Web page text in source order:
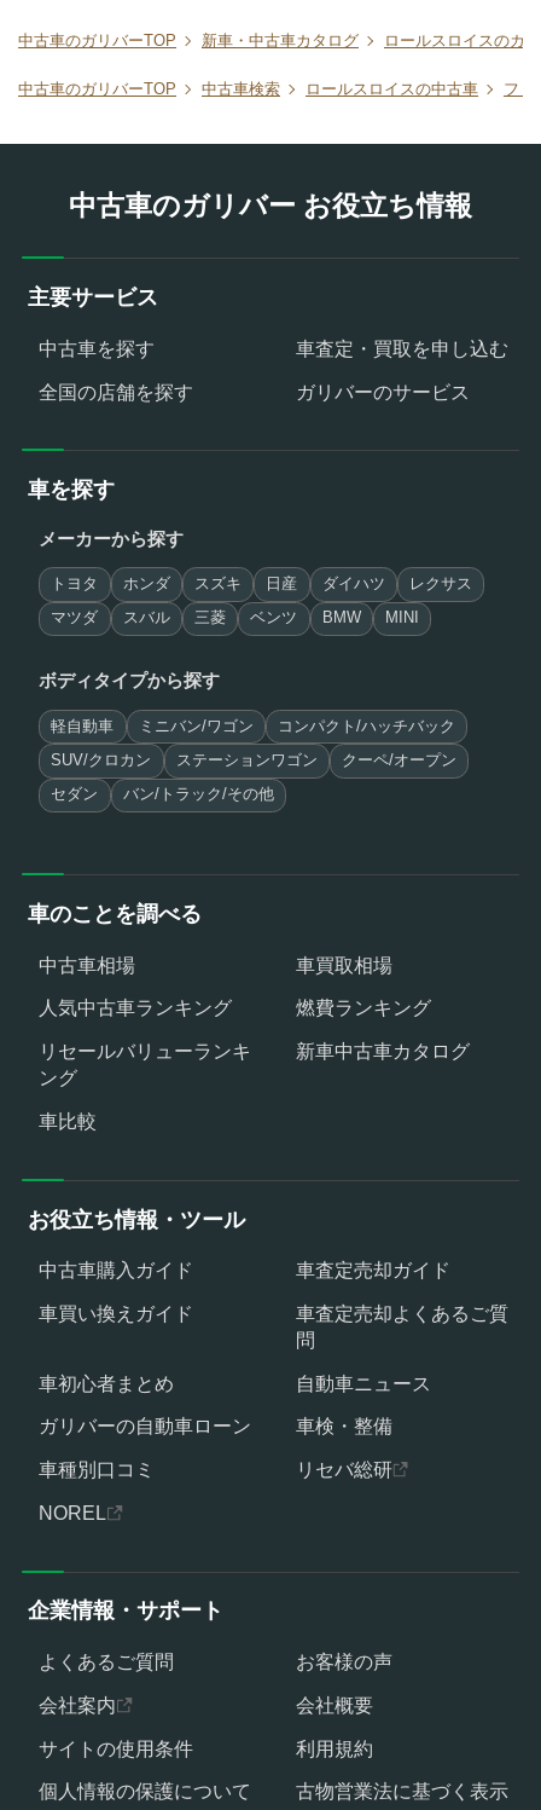
中古車のガリバーTOP 新車・中古車カタログ ロールスロイスのカ
中古車のガリバーTOP 中古車検索 ロールスロイスの中古車 ファ
中古車のガリバー お役立ち情報
主要サービス
中古車を探す
車査定・買取を申し込む
全国の店舗を探す
ガリバーのサービス
車を探す
メーカーから探す
トヨタ ホンダ スズキ 日産 ダイハツ レクサス
マツダ スバル 三菱 ベンツ BMW MINI
ボディタイプから探す
軽自動車 ミニバン/ワゴン コンパクト/ハッチバック
SUV/クロカン ステーションワゴン クーペ/オープン
セダン バン/トラック/その他
車のことを調べる
中古車相場
車買取相場
人気中古車ランキング
燃費ランキング
リセールバリューランキ
ング
新車中古車カタログ
車比較
お役立ち情報・ツール
中古車購入ガイド
車査定売却ガイド
車買い換えガイド
車査定売却よくあるご質
問
車初心者まとめ
自動車ニュース
ガリバーの自動車ローン
車検・整備
車種別口コミ
リセバ総研
NOREL
企業情報・サポート
よくあるご質問
お客様の声
会社案内
会社概要
サイトの使用条件
利用規約
個人情報の保護について
古物営業法に基づく表示